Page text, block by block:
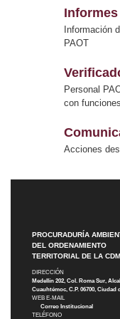
Informes
Información
PAOT
Personal
con
Acciones
PROCURADURÍA
DEL ORDENAMIENTO
TERRITORIAL DE LA
DIRECCIÓN
Medellín 202, Col. Roma Sur,
Cuauhtémoc, C.P. 06700, Ciudad
WEB E-MAIL
Correo Institucional
TELÉFONO